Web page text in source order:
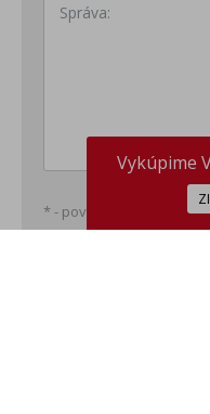
Vykúpime
Správa:
* - povinná položka; ** -